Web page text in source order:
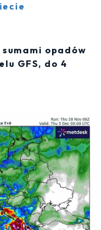
opadów
GFS, do 4